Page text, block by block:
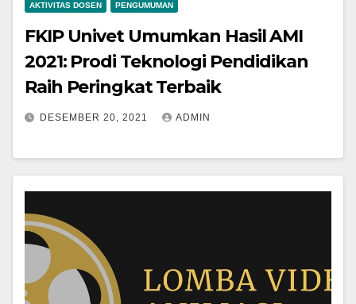
AKTIVITAS DOSEN PENGUMUMAN
FKIP Univet Umumkan Hasil AMI
2021: Prodi Teknologi Pendidikan
Raih Peringkat Terbaik
DESEMBER 20, 2021 ADMIN